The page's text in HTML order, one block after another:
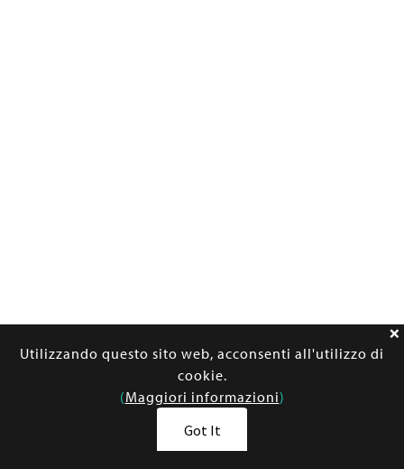
Utilizzando questo sito web, acconsenti all'utilizzo di
cookie.
(Maggiori informazioni)
Got It